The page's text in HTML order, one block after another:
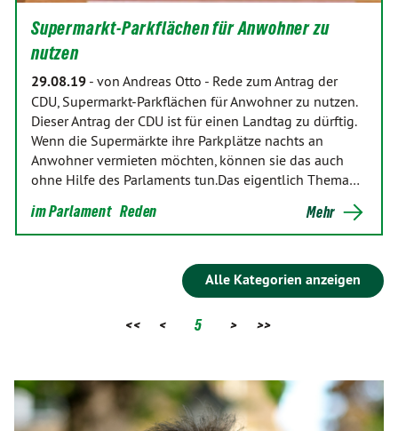
Supermarkt-Parkflächen für Anwohner zu
nutzen
29.08.19 - von Andreas Otto - Rede zum Antrag der
CDU, Supermarkt-Parkflächen für Anwohner zu nutzen.
Dieser Antrag der CDU ist für einen Landtag zu dürftig.
Wenn die Supermärkte ihre Parkplätze nachts an
Anwohner vermieten möchten, können sie das auch
ohne Hilfe des Parlaments tun.Das eigentlich Thema…
im Parlament Reden Mehr
Alle Kategorien anzeigen
<< < 5 > >>